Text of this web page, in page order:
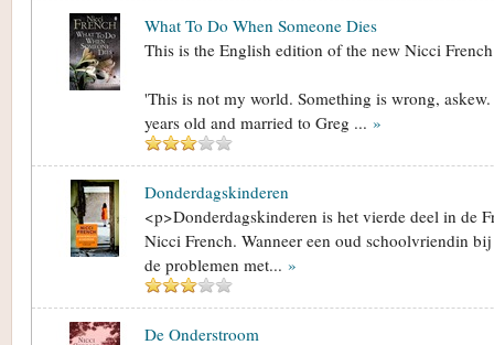
What To Do When Someone Dies
This is the English edition of the new Nicci
'This is not my world. Something is wrong,
years old and married to Greg ... »
Donderdagskinderen
<p>Donderdagskinderen is het vierde deel in de
Nicci French. Wanneer een oud schoolvriendin
de problemen met... »
De Onderstroom